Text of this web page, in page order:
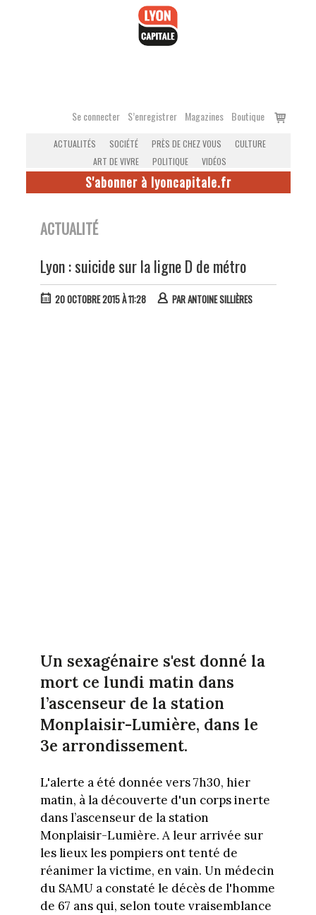
Se connecter S’enregistrer Magazines Boutique
Voir
ACTUALITÉS SOCIÉTÉ PRÈS DE CHEZ VOUS
CULTURE
ART DE VIVRE
POLITIQUE VIDÉOS
S'abonner à lyoncapitale.fr
ACTUALITÉ
Lyon : suicide sur la ligne D de métro
20 OCTOBRE 2015 À 11:28 PARANTOINE SILLIÈRES
Un sexagénaire s'est donné la
mort ce lundi matin dans
l’ascenseur de la station
Monplaisir-Lumière, dans le
3e arrondissement.
L'alerte a été donnée vers 7h30, hier
matin, à la découverte d'un corps inerte
dans l’ascenseur de la station
Monplaisir-Lumière. A leur arrivée sur
les lieux les pompiers ont tenté de
réanimer la victime, en vain. Un médecin
du SAMU a constaté le décès de l'homme
de 67 ans qui, selon toute vraisemblance